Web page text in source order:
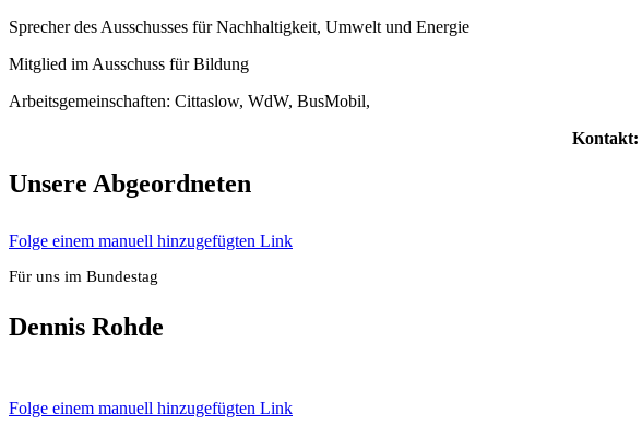
Spre­cher des Aus­schus­ses für Nach­hal­tig­keit, Umwelt und Ener­gie
Mit­glied im Aus­schuss für Bil­dung
Arbeits­ge­mein­schaf­ten: Cit­ta­slow, WdW, Bus­Mo­bil,
Kon­takt:
Unse­re Abge­ord­ne­ten
Fol­ge einem manu­ell hin­zu­ge­füg­ten Link
Für uns im Bun­des­tag
Den­nis Roh­de
Fol­ge einem manu­ell hin­zu­ge­füg­ten Link